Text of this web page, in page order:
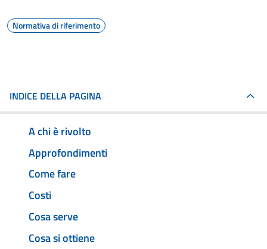
Normativa di riferimento
INDICE DELLA PAGINA
A chi è rivolto
Approfondimenti
Come fare
Costi
Cosa serve
Cosa si ottiene